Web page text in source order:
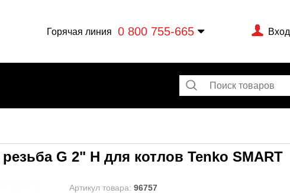
Горячая линия 0 800 755-665 Вход
G 2" Н для котлов Tenko SMART
Артикул товара: 96757